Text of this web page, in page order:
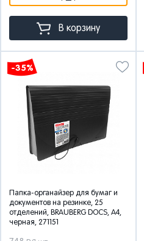
В корзину
-35%
Папка-органайзер для бумаг и
документов на резинке, 25
отделений, BRAUBERG DOCS, А4,
черная, 271151